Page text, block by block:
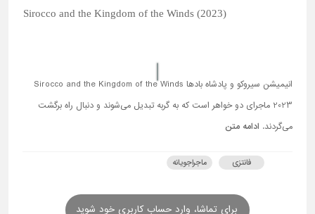
Sirocco and the Kingdom of the Winds (2023)
انیمیشن سیروکو و پادشاه بادها Sirocco and the Kingdom of the Winds
2023 ماجرای دو خواهر است که به گربه تبدیل می‌شوند و دنبال راه برگشت
می‌گردند. ادامه متن
فانتزی ماجراجویانه
برای تماشا، وارد حساب کاربری خود شوید